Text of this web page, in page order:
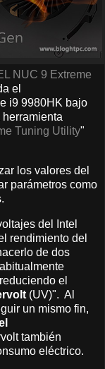
NUC 9 Extreme
el
i9 9980HK bajo
Tuning Utility"
los valores del
parámetros como
del Intel
rendimiento del
de dos
el
(UV)". Al
un mismo fin,
también
eléctrico.